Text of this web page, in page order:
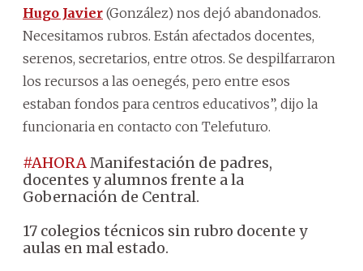
Hugo Javier (González) nos dejó abandonados.
Necesitamos rubros. Están afectados docentes,
serenos, secretarios, entre otros. Se despilfarraron
los recursos a las oenegés, pero entre esos
estaban fondos para centros educativos”, dijo la
funcionaria en contacto con Telefuturo.
#AHORAManifestación de padres,
docentes y alumnos frente a la
Gobernación de Central.
17 colegios técnicos sin rubro docente y
aulas en mal estado.